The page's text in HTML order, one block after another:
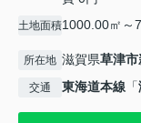
土地面積1000.00㎡～
所在地 滋賀県草津市
交通 東海道本線 「